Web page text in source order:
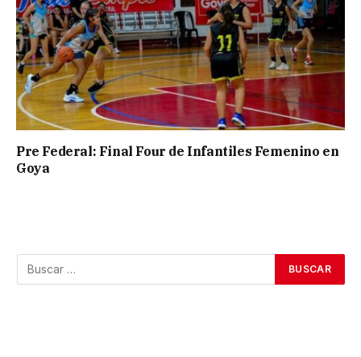
Pre Federal: Final Four de Infantiles Femenino en
Goya